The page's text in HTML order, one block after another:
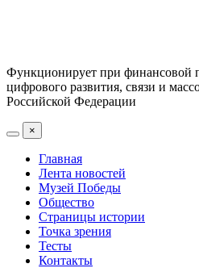
Функционирует при финансовой
цифрового развития, связи и
Российской Федерации
×
Главная
Лента новостей
Музей Победы
Общество
Страницы истории
Точка зрения
Тесты
Контакты